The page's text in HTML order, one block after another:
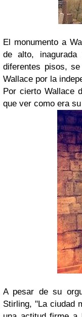
El monumento a
de alto,
diferentes pisos,
Wallace por la
Por cierto Wallace
que ver como era
A pesar de su
Stirling, "La ciudad